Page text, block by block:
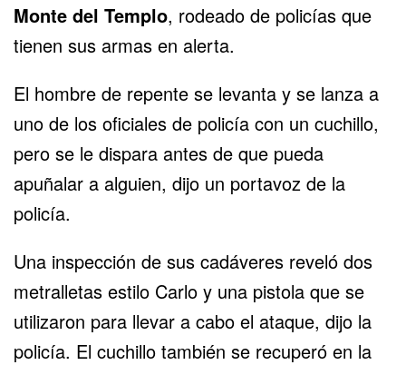
Monte del Templo, rodeado de policías que
tienen sus armas en alerta.
El hombre de repente se levanta y se lanza a
uno de los oficiales de policía con un cuchillo,
pero se le dispara antes de que pueda
apuñalar a alguien, dijo un portavoz de la
policía.
Una inspección de sus cadáveres reveló dos
metralletas estilo Carlo y una pistola que se
utilizaron para llevar a cabo el ataque, dijo la
policía. El cuchillo también se recuperó en la